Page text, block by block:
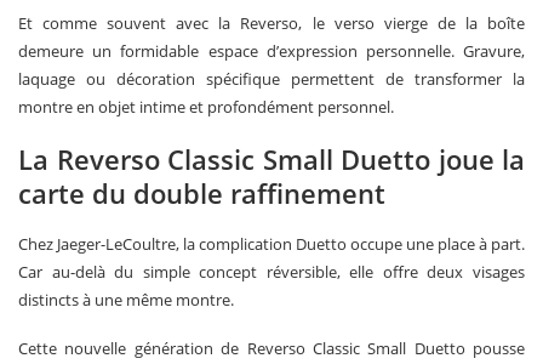
Et comme souvent avec la Reverso, le verso vierge de la boîte
demeure un formidable espace d’expression personnelle. Gravure,
laquage ou décoration spécifique permettent de transformer la
montre en objet intime et profondément personnel.
La Reverso Classic Small Duetto joue la
carte du double raffinement
Chez Jaeger-LeCoultre, la complication Duetto occupe une place à part.
Car au-delà du simple concept réversible, elle offre deux visages
distincts à une même montre.
Cette nouvelle génération de Reverso Classic Small Duetto pousse